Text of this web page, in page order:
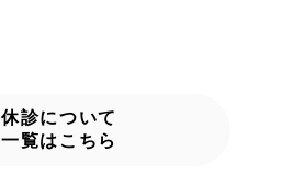
休診について
一覧はこちら